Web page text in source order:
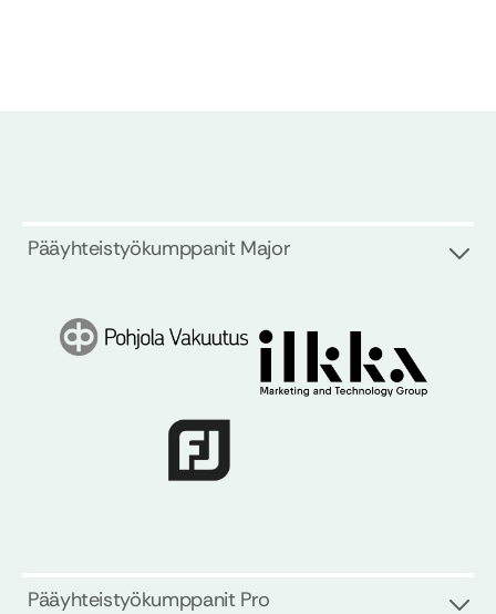
Pääyhteistyökumppanit Major
Pääyhteistyökumppanit Pro